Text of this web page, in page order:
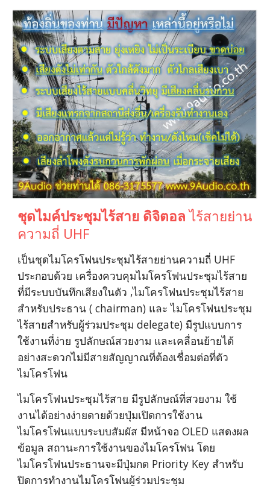
ชุดไมค์ประชุมไร้สาย ดิจิตอล ไร้สายย่าน
ความถี่ UHF
เป็นชุดไมโครโฟนประชุมไร้สายย่านความถี่ UHF
ประกอบด้วย เครื่องควบคุมไมโครโฟนประชุมไร้สาย
ที่มีระบบบันทึกเสียงในตัว ,ไมโครโฟนประชุมไร้สาย
สำหรับประธาน ( chairman) และ ไมโครโฟนประชุม
ไร้สายสำหรับผู้ร่วมประชุม delegate) มีรูปแบบการ
ใช้งานที่ง่าย รูปลักษณ์สวยงาม และเคลื่อนย้ายได้
อย่างสะดวกไม่มีสายสัญญาณที่ต้องเชื่อมต่อที่ตัว
ไมโครโฟน
ไมโครโฟนประชุมไร้สาย มีรูปลักษณ์ที่สวยงาม ใช้
งานได้อย่างง่ายดายด้วยปุ่มเปิดการใช้งาน
ไมโครโฟนแบบระบบสัมผัส มีหน้าจอ OLED แสดงผล
ข้อมูล สถานะการใช้งานของไมโครโฟน โดย
ไมโครโฟนประธานจะมีปุ่มกด Priority Key สำหรับ
ปิดการทำงานไมโครโฟนผู้ร่วมประชุม